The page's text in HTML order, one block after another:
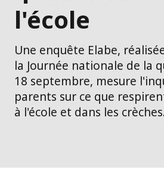
l'école
Une enquête Elabe,
la Journée nationale de la
18 septembre, mesure
parents sur ce que
à l'école et dans les crèches.